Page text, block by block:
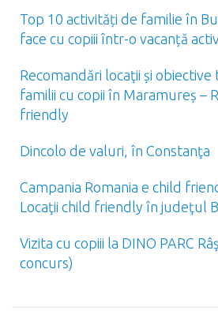
Top 10 activități de familie în
face cu copiii într-o vacanță
Recomandări locaţii și
familii cu copii în Maramureș –
friendly
Dincolo de valuri, în Constanţa
Campania Romania e child
Locaţii child friendly în judeţul
Vizita cu copiii la DINO PARC
concurs)